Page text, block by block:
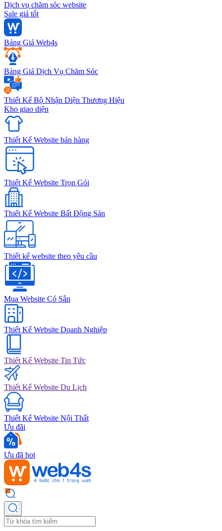
Dịch vụ chăm sóc website
Sale giá tốt
Bảng Giá Web4s
Bảng Giá Dịch Vụ Chăm Sóc
Thiết Kế Bộ Nhận Diện Thương Hiệu
Kho giao diện
Thiết Kế Website bán hàng
Thiết Kế Website Trọn Gói
Thiết Kế Website Bất Động Sản
Thiết kế website theo yêu cầu
Mua Website Có Sẵn
Thiết Kế Website Doanh Nghiệp
Thiết Kế Website Tin Tức
Thiết Kế Website Du Lịch
Thiết Kế Website Nội Thất
Ưu đãi
Ưu đã hot